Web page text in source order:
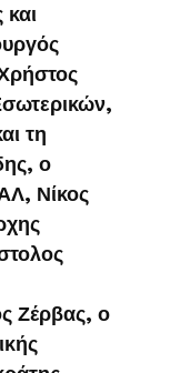
τη
ο
Νίκος
Ζέρβας, ο